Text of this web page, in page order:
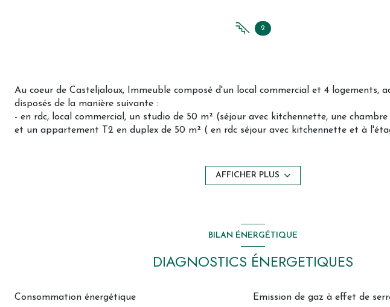
2
Au coeur de Casteljaloux, Immeuble composé d'un local commercial et 4 logements,
disposés de la manière suivante :
- en rdc, local commercial, un studio de 50 m² (séjour avec kitchennette, une
et un appartement T2 en duplex de 50 m² ( en rdc séjour avec kitchennette et à
- En R+2, un apprtement T3 de 80 m² avec cuisine ouverte sur séjour, une buanderie,
AFFICHER PLUS
BILAN ÉNERGÉTIQUE
DIAGNOSTICS ÉNERGETIQUES
Consommation énergétique Emission de gaz à effet de